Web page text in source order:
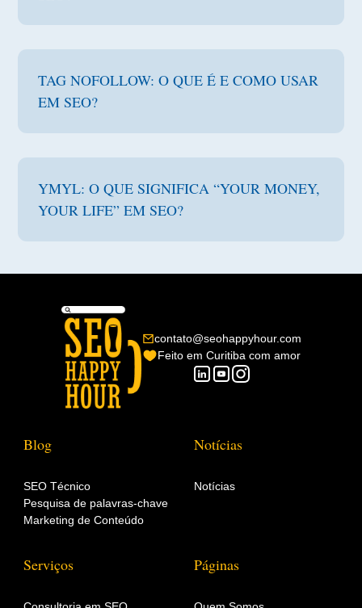
TAG NOFOLLOW: O QUE É E COMO USAR
EM SEO?
YMYL: O QUE SIGNIFICA “YOUR MONEY,
YOUR LIFE” EM SEO?
contato@seohappyhour.com
Feito em Curitiba com amor
Blog
SEO Técnico
Pesquisa de palavras-chave
Marketing de Conteúdo
Notícias
Notícias
Serviços Páginas